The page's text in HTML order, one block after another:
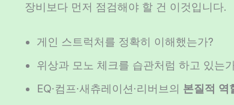
장비보다 먼저 점검해야 할 건 이것입니다.
게인 스트럭처를 정확히 이해했는가?
위상과 모노 체크를 습관처럼 하고 있는
EQ·컴프·새츄레이션·리버브의 본질적 역